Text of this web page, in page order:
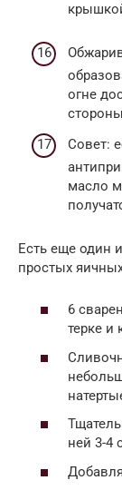
огне
Совет:
масло
Есть еще один
простых
6
терке и
ней 3-4